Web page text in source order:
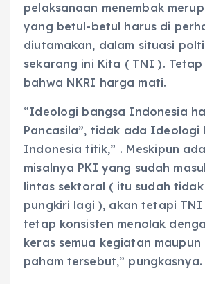
pelaksanaan menembak
yang betul-betul harus di
diutamakan, dalam situasi
sekarang ini Kita ( TNI ).
bahwa NKRI harga mati.
“Ideologi bangsa Indonesia
Pancasila”, tidak ada Ideologi
Indonesia titik,” . Meskipun
misalnya PKI yang sudah
lintas sektoral ( itu sudah
pungkiri lagi ), akan tetapi TNI
tetap konsisten menolak
keras semua kegiatan maupun
paham tersebut,”